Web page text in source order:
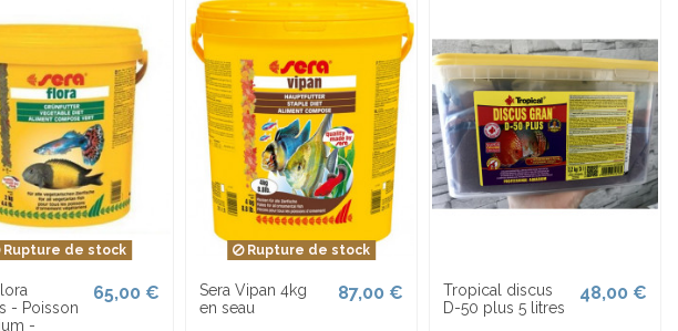
Rupture de stock
- Poisson
-
65,00 €
Rupture de stock
Sera Vipan 4kg
en seau
87,00 €
Tropical discus
D-50 plus 5 litres
48,00 €